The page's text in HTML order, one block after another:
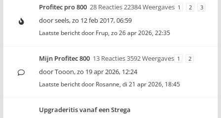
Profitec pro 800 28 Reacties 22384 Weergaves 1 2 3
doorseels,zo 12 feb 2017, 06:59
Laatste bericht door Frup, zo 26 apr 2026, 22:35
Mijn Profitec 800 13 Reacties 3592 Weergaves 1 2
doorTooon,zo 19 apr 2026, 12:24
Laatste bericht door Rosanne, di 21 apr 2026, 18:45
Upgraderitis vanaf een Strega